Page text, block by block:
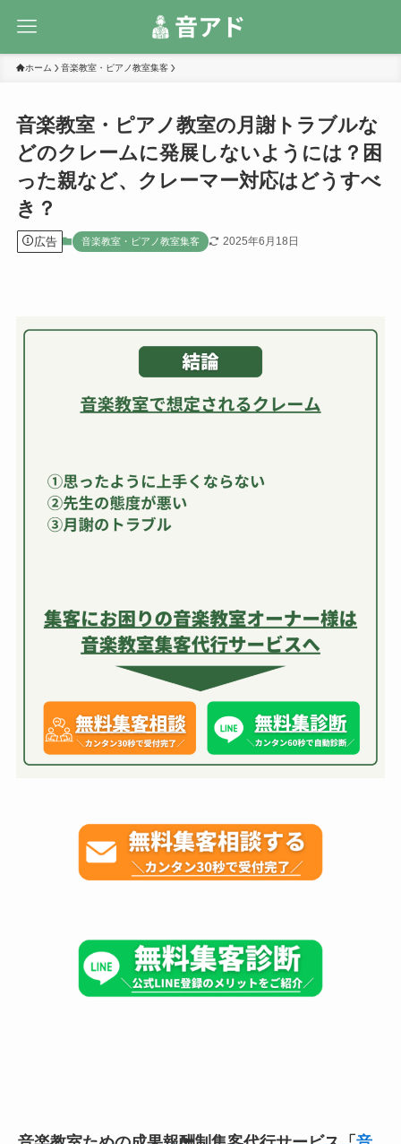
ホーム 音楽教室・ピアノ教室集客
音楽教室・ピアノ教室の月謝トラブルな
どのクレームに発展しないようには？困
った親など、クレーマー対応はどうすべ
き？
広告 音楽教室・ピアノ教室集客 2025年6月18日